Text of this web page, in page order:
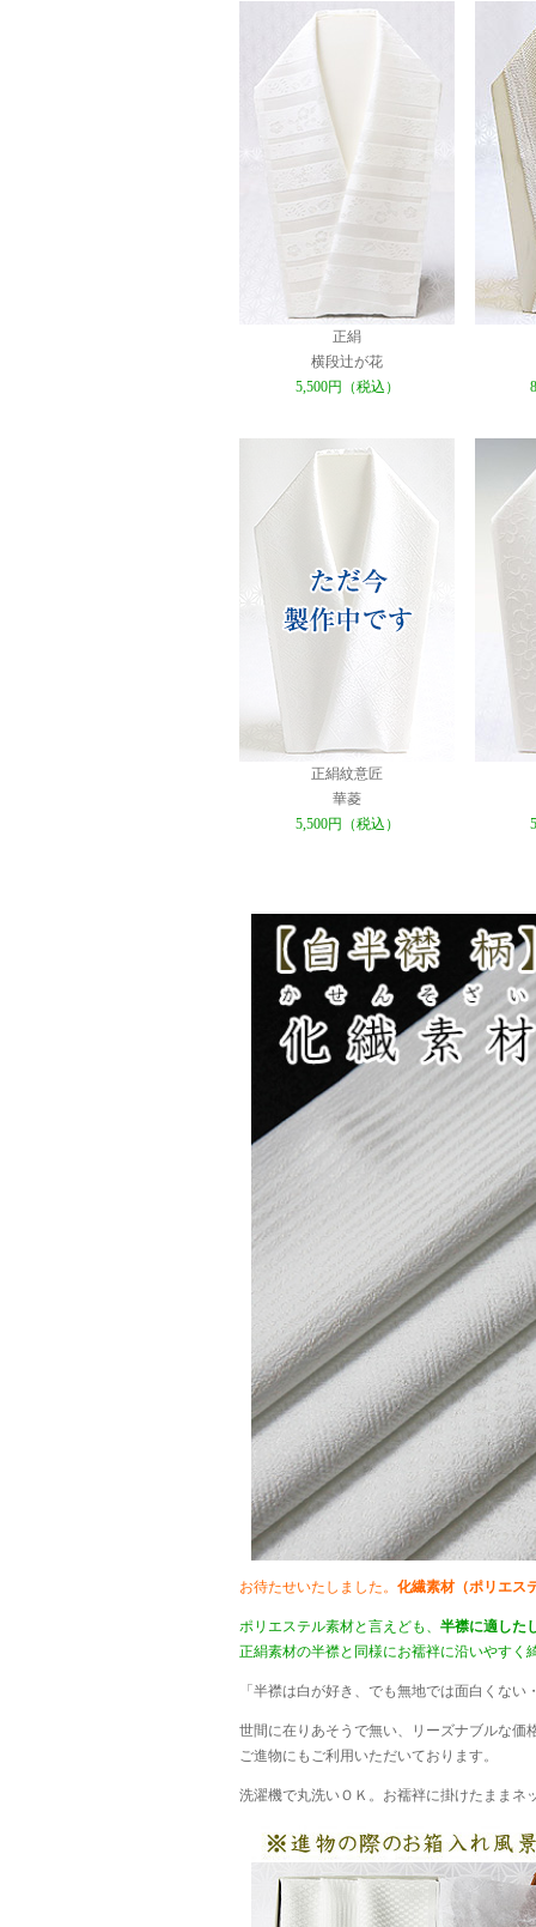
正絹
横段辻が花
5,500円（税込）
正絹紋意匠
華菱
5,500円（税込）
お待たせいたしました。 化繊素材（ポリエス
ポリエステル素材と言えども、 半襟に適した
正絹素材の半襟と同様にお襦袢に沿いやすく
「半襟は白が好き、でも無地では面白くな
世間に在りあそうで無い、リーズナブルな価
ご進物にもご利用いただいております。
洗濯機で丸洗いＯＫ。お襦袢に掛けたままネ